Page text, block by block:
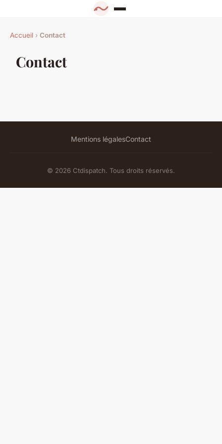
Accueil › Contact
Contact
Mentions légalesContact
© 2026 Ctdispatch. Tous droits réservés.